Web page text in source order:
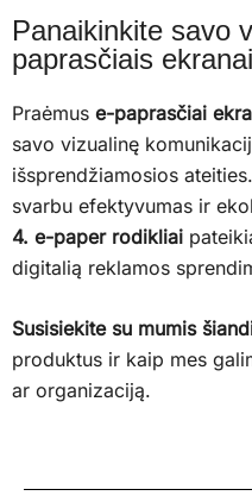
Panaikinkite savo
paprasčiais
Praėmus e-paprasčiai
savo vizualinę
išsprendžiamosios
svarbu efektyvumas ir
4. e-paper rodikliai
digitalią reklamos
Susisiekite su mumis
produktus ir kaip mes
ar organizaciją.